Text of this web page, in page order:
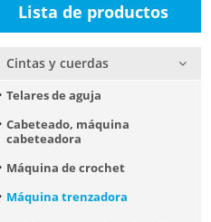
Lista de productos
Cintas y cuerdas
Telares de aguja
Cabeteado, máquina
cabeteadora
Máquina de crochet
Máquina trenzadora